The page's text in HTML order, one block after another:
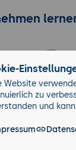
Website
zu
und